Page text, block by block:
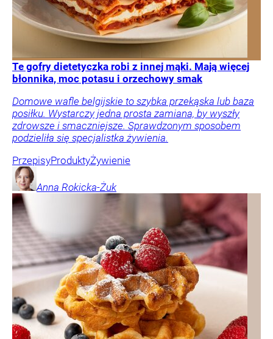
Te gofry dietetyczka robi z innej mąki. Mają więcej
błonnika, moc potasu i orzechowy smak
Domowe wafle belgijskie to szybka przekąska lub baza
posiłku. Wystarczy jedna prosta zamiana, by wyszły
zdrowsze i smaczniejsze. Sprawdzonym sposobem
podzieliła się specjalistka żywienia.
PrzepisyProduktyŻywienie
Anna Rokicka-Żuk